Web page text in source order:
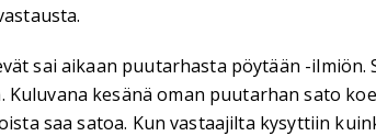
sai aikaan puutarhasta pöytään -
Kuluvana kesänä oman puutarhan sato
saa satoa. Kun vastaajilta kysyttiin